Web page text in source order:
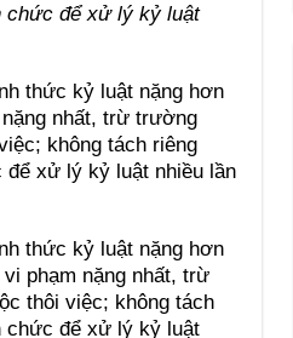
chức để xử lý kỷ luật
thức kỷ luật nặng hơn
nhất, trừ trường
không tách riêng
xử lý kỷ luật nhiều lần
thức kỷ luật nặng hơn
phạm nặng nhất, trừ
thôi việc; không tách
chức để xử lý kỷ luật